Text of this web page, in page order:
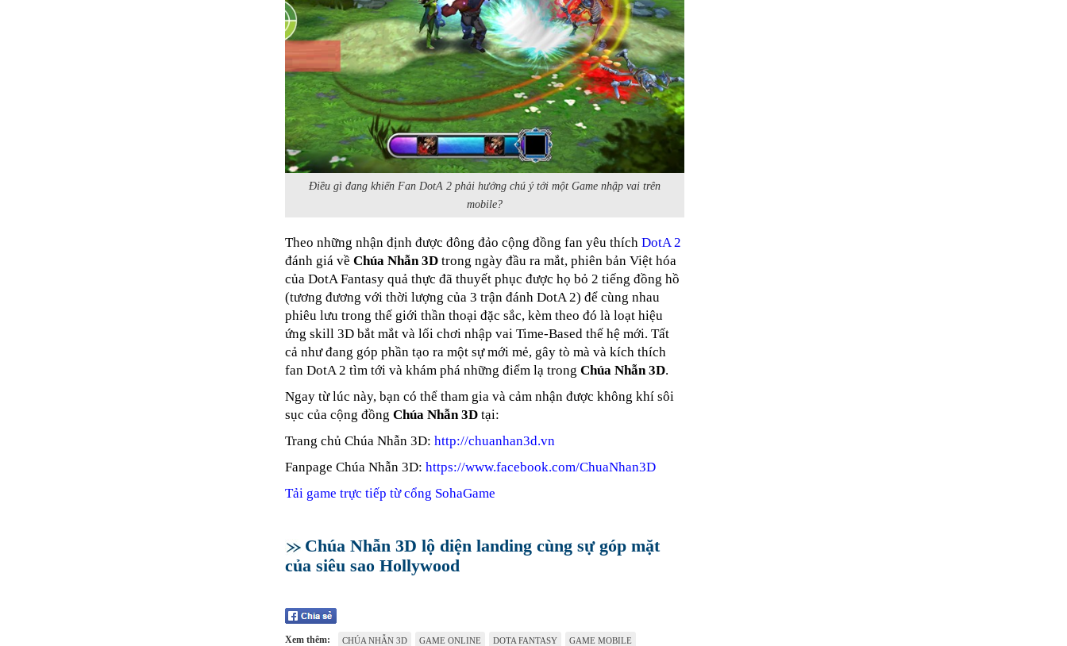
Điều gì đang khiến Fan DotA 2 phải hướng chú ý tới một Game nhập vai trên
mobile?
Theo những nhận định được đông đảo cộng đồng fan yêu thích DotA 2
đánh giá về Chúa Nhẫn 3D trong ngày đầu ra mắt, phiên bản Việt hóa
của DotA Fantasy quả thực đã thuyết phục được họ bỏ 2 tiếng đồng hồ
(tương đương với thời lượng của 3 trận đánh DotA 2) để cùng nhau
phiêu lưu trong thế giới thần thoại đặc sắc, kèm theo đó là loạt hiệu
ứng skill 3D bắt mắt và lối chơi nhập vai Time-Based thế hệ mới. Tất
cả như đang góp phần tạo ra một sự mới mẻ, gây tò mà và kích thích
fan DotA 2 tìm tới và khám phá những điểm lạ trong Chúa Nhẫn 3D.
Ngay từ lúc này, bạn có thể tham gia và cảm nhận được không khí sôi
sục của cộng đồng Chúa Nhẫn 3D tại:
Trang chủ Chúa Nhẫn 3D: http://chuanhan3d.vn
Fanpage Chúa Nhẫn 3D: https://www.facebook.com/ChuaNhan3D
Tải game trực tiếp từ cổng SohaGame
Chúa Nhẫn 3D lộ diện landing cùng sự góp mặt
của siêu sao Hollywood
Xem thêm: CHÚA NHẪN 3D GAME ONLINE DOTA FANTASY GAME MOBILE